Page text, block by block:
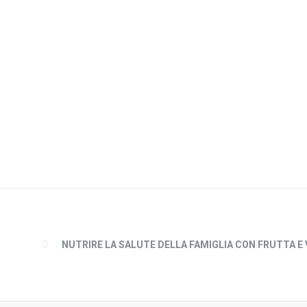
NUTRIRE LA SALUTE DELLA FAMIGLIA CON FRUTTA E